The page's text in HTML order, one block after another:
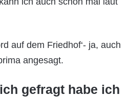
auf dem Friedhof‘- ja, auch
angesagt.
gefragt habe ich